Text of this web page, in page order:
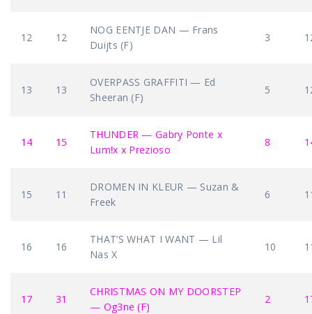
12 12
NOG EENTJE DAN — Frans
Duijts (F)
3
13 13
OVERPASS GRAFFITI — Ed
Sheeran (F)
5
14 15
THUNDER — Gabry Ponte x
Lum!x x Prezioso
8
15 11
DROMEN IN KLEUR — Suzan &
Freek
6
16 16
THAT’S WHAT I WANT — Lil
Nas X
10
17 31
CHRISTMAS ON MY DOORSTEP
— Og3ne (F)
2